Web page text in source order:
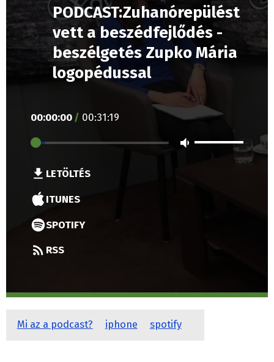
PODCAST:Zuhanórepülést
vett a beszédfejlődés -
beszélgetés Zupko Mária
logopédussal
00:00:00 / 00:31:19
LETÖLTÉS
ITUNES
SPOTIFY
RSS
Mi az a podcast? iphone spotify